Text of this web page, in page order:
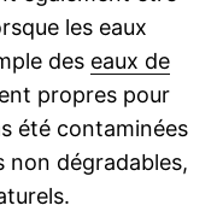
les eaux
des eaux de
propres pour
été contaminées
non dégradables,